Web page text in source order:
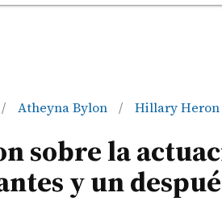
/ Atheyna Bylon / Hillary Heron
sobre la
y un